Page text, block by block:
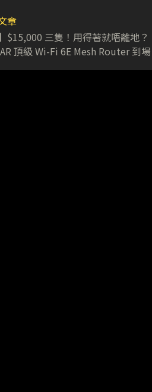
章
】$15,000 三隻！用得著就唔離地？
頂級 Wi-Fi 6E Mesh Router 到場